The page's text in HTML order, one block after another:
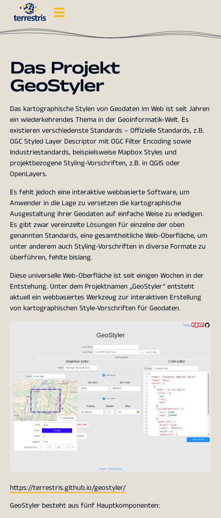
Das Projekt
GeoStyler
Das kartographische Stylen von Geodaten im Web ist seit Jahren
ein wiederkehrendes Thema in der Geoinformatik-Welt. Es
existieren verschiedenste Standards – Offizielle Standards, z.B.
OGC Styled Layer Descriptor mit OGC Filter Encoding sowie
Industriestandards, beispielsweise Mapbox Styles und
projektbezogene Styling-Vorschriften, z.B. in QGIS oder
OpenLayers.
Es fehlt jedoch eine interaktive webbasierte Software, um
Anwender in die Lage zu versetzen die kartographische
Ausgestaltung ihrer Geodaten auf einfache Weise zu erledigen.
Es gibt zwar vereinzelte Lösungen für einzelne der oben
genannten Standards, eine gesamtheitliche Web-Oberfläche, um
unter anderem auch Styling-Vorschriften in diverse Formate zu
überführen, fehlte bislang.
Diese universelle Web-Oberfläche ist seit einigen Wochen in der
Entstehung. Unter dem Projektnamen „GeoStyler“ entsteht
aktuell ein webbasiertes Werkzeug zur interaktiven Erstellung
von kartographischen Style-Vorschriften für Geodaten.
https://terrestris.github.io/geostyler/
GeoStyler besteht aus fünf Hauptkomponenten: